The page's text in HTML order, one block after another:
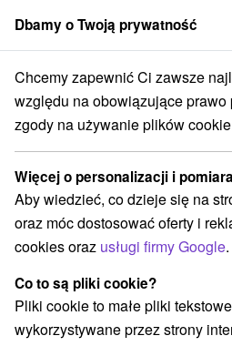
członek grupySorger
Prešovský kraj Spišské Bystré
SKI Kubašok
Wyświetl stronę internetową
+421 911 987 006
Facebook
Opinii Google
Dbamy o Twoją prywatność
Chcemy zapewnić Ci zawsze
względu na obowiązujące prawo
zgody na używanie plików
Więcej o personalizacji i
Aby wiedzieć, co dzieje się na
oraz móc dostosować oferty i
cookies oraz usługi firmy Google.
Co to są pliki cookie?
Pliki cookie to małe pliki
wykorzystywane przez strony